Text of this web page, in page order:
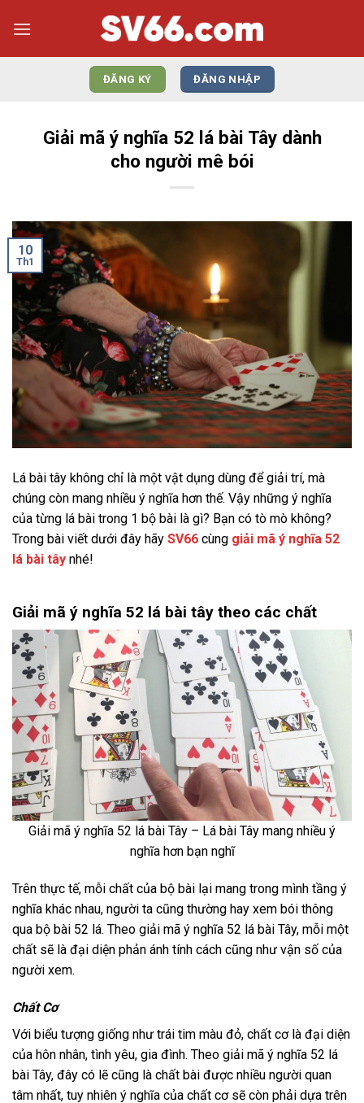
qua
ĐĂNG KÝ ĐĂNG NHẬP
Giải mã ý nghĩa 52 lá bài Tây dành
cho người mê bói
10
Th1
Lá bài tây không chỉ là một vật dụng dùng để giải trí, mà
chúng còn mang nhiều ý nghĩa hơn thế. Vậy những ý nghĩa
của từng lá bài trong 1 bộ bài là gì? Bạn có tò mò không?
Trong bài viết dưới đây hãy SV66 cùng giải mã ý nghĩa 52
lá bài tây nhé!
Giải mã ý nghĩa 52 lá bài tây theo các chất
Giải mã ý nghĩa 52 lá bài Tây – Lá bài Tây mang nhiều ý
nghĩa hơn bạn nghĩ
Trên thực tế, mỗi chất của bộ bài lại mang trong mình tầng ý
nghĩa khác nhau, người ta cũng thường hay xem bói thông
qua bộ bài 52 lá. Theo giải mã ý nghĩa 52 lá bài Tây, mỗi một
chất sẽ là đại diện phản ánh tính cách cũng như vận số của
người xem.
Chất Cơ
Với biểu tượng giống như trái tim màu đỏ, chất cơ là đại diện
của hôn nhân, tình yêu, gia đình. Theo giải mã ý nghĩa 52 lá
bài Tây, đây có lẽ cũng là chất bài được nhiều người quan
tâm nhất, tuy nhiên ý nghĩa của chất cơ sẽ còn phải dựa trên